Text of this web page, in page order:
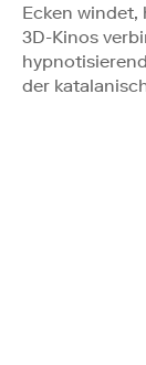
Ecken
3D-Kinos
der